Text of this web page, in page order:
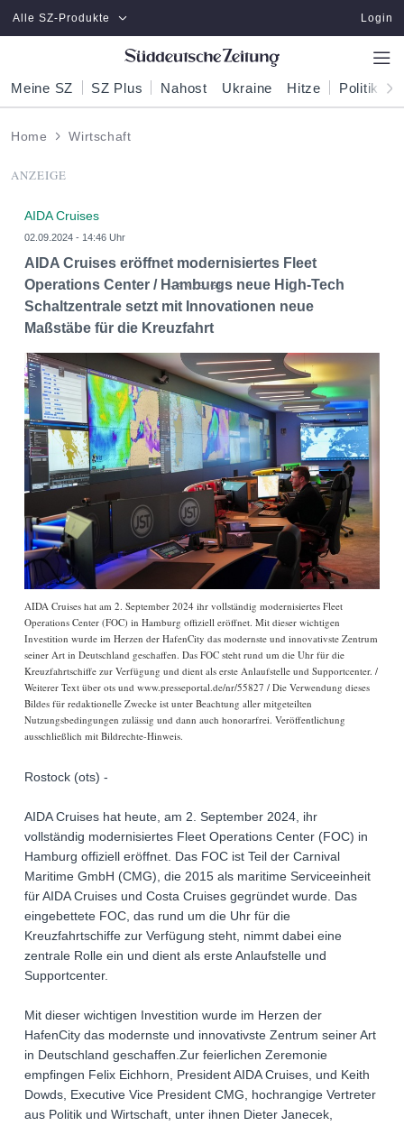
Zum Hauptinhalt springen
Alle SZ-Produkte Login
Meine SZ SZ Plus Nahost Ukraine Hitze Politik
Home Wirtschaft
ANZEIGE
AIDA Cruises
02.09.2024 - 14:46 Uhr
AIDA Cruises eröffnet modernisiertes Fleet
Operations Center / Hamburgs neue High-Tech
Schaltzentrale setzt mit Innovationen neue
Maßstäbe für die Kreuzfahrt
AIDA Cruises hat am 2. September 2024 ihr vollständig modernisiertes Fleet
Operations Center (FOC) in Hamburg offiziell eröffnet. Mit dieser wichtigen
Investition wurde im Herzen der HafenCity das modernste und innovativste Zentrum
seiner Art in Deutschland geschaffen. Das FOC steht rund um die Uhr für die
Kreuzfahrtschiffe zur Verfügung und dient als erste Anlaufstelle und Supportcenter. /
Weiterer Text über ots und www.presseportal.de/nr/55827 / Die Verwendung dieses
Bildes für redaktionelle Zwecke ist unter Beachtung aller mitgeteilten
Nutzungsbedingungen zulässig und dann auch honorarfrei. Veröffentlichung
ausschließlich mit Bildrechte-Hinweis.
Rostock (ots) -
AIDA Cruises hat heute, am 2. September 2024, ihr
vollständig modernisiertes Fleet Operations Center (FOC) in
Hamburg offiziell eröffnet. Das FOC ist Teil der Carnival
Maritime GmbH (CMG), die 2015 als maritime Serviceeinheit
für AIDA Cruises und Costa Cruises gegründet wurde. Das
eingebettete FOC, das rund um die Uhr für die
Kreuzfahrtschiffe zur Verfügung steht, nimmt dabei eine
zentrale Rolle ein und dient als erste Anlaufstelle und
Supportcenter.
Mit dieser wichtigen Investition wurde im Herzen der
HafenCity das modernste und innovativste Zentrum seiner Art
in Deutschland geschaffen.Zur feierlichen Zeremonie
empfingen Felix Eichhorn, President AIDA Cruises, und Keith
Dowds, Executive Vice President CMG, hochrangige Vertreter
aus Politik und Wirtschaft, unter ihnen Dieter Janecek,